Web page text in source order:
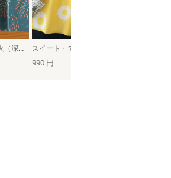
日本の空の夏色花火（深緑）
990 円